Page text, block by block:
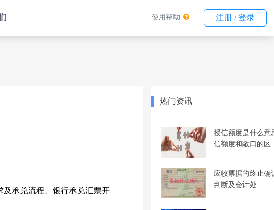
使用帮助 注册 / 登录
承兑流程、银行承兑汇票开
热门资讯
授信额度是什么意
信额度和敞口的
应收票据的终止确
判断及会计处…